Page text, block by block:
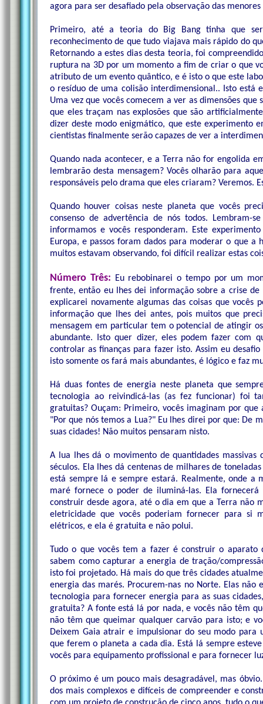
agora para ser desafiado pela observação das
Primeiro, até a teoria do Big Bang tinha que
reconhecimento de que tudo viajava mais rápido do
Retornando a estes dias desta teoria, foi
ruptura na 3D por um momento a fim de criar o que
atributo de um evento quântico, e é isto o que este
o resíduo de uma colisão interdimensional.. Isto está
Uma vez que vocês comecem a ver as dimensões
que eles traçam nas explosões que são
dizer deste modo enigmático, que este experimento
cientistas finalmente serão capazes de ver a
Quando nada acontecer, e a Terra não for engolida
lembrarão desta mensagem? Vocês olharão para
responsáveis pelo drama que eles criaram? Veremos.
Quando houver coisas neste planeta que vocês
consenso de advertência de nós todos. Lembram-
informamos e vocês responderam. Este
Europa, e passos foram dados para moderar o que a
muitos estavam observando, foi difícil realizar estas
Número Três: Eu rebobinarei o tempo por um
frente, então eu lhes dei informação sobre a crise de
explicarei novamente algumas das coisas que vocês
informação que lhes dei antes, pois muitos que
mensagem em particular tem o potencial de atingir
abundante. Isto quer dizer, eles podem fazer com
controlar as finanças para fazer isto. Assim eu
isto somente os fará mais abundantes, é lógico e faz
Há duas fontes de energia neste planeta que
tecnologia ao reivindicá-las (as fez funcionar) foi
gratuitas? Ouçam: Primeiro, vocês imaginam por
"Por que nós temos a Lua?" Eu lhes direi por que: De
suas cidades! Não muitos pensaram nisto.
A lua lhes dá o movimento de quantidades
séculos. Ela lhes dá centenas de milhares de
está sempre lá e sempre estará. Realmente, onde a
maré fornece o poder de iluminá-las. Ela
construir desde agora, até o dia em que a Terra não
eletricidade que vocês poderiam fornecer para si
elétricos, e ela é gratuita e não polui.
Tudo o que vocês tem a fazer é construir o aparato
sabem como capturar a energia de tração/
isto foi projetado. Há mais do que três cidades
energia das marés. Procurem-nas no Norte. Elas não
tecnologia para fornecer energia para as suas
gratuita? A fonte está lá por nada, e vocês não têm
não têm que queimar qualquer carvão para isto; e
Deixem Gaia atrair e impulsionar do seu modo para
que ferem o planeta a cada dia. Está lá sempre
vocês para equipamento profissional e para fornecer
O próximo é um pouco mais desagradável, mas
dos mais complexos e difíceis de compreender e